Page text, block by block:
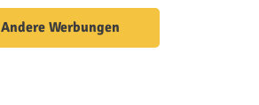
Andere Werbungen